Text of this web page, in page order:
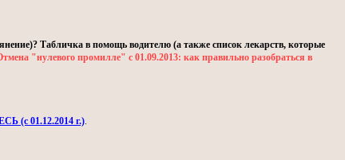
Табличка в помощь водителю (а также список лекарств, которые
"нулевого промилле" с 01.09.2013: как правильно разобраться в
(с 01.12.2014 г.).